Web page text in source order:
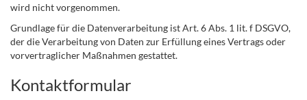
wird nicht vorgenommen.
Grundlage für die Datenverarbeitung ist Art. 6 Abs. 1 lit. f DSGVO,
der die Verarbeitung von Daten zur Erfüllung eines Vertrags oder
vorvertraglicher Maßnahmen gestattet.
Kontaktformular